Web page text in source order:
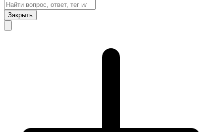
Закрыть